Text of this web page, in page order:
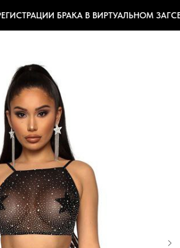
БРАКА В ВИРТУАЛЬНОМ ЗАГСЕ